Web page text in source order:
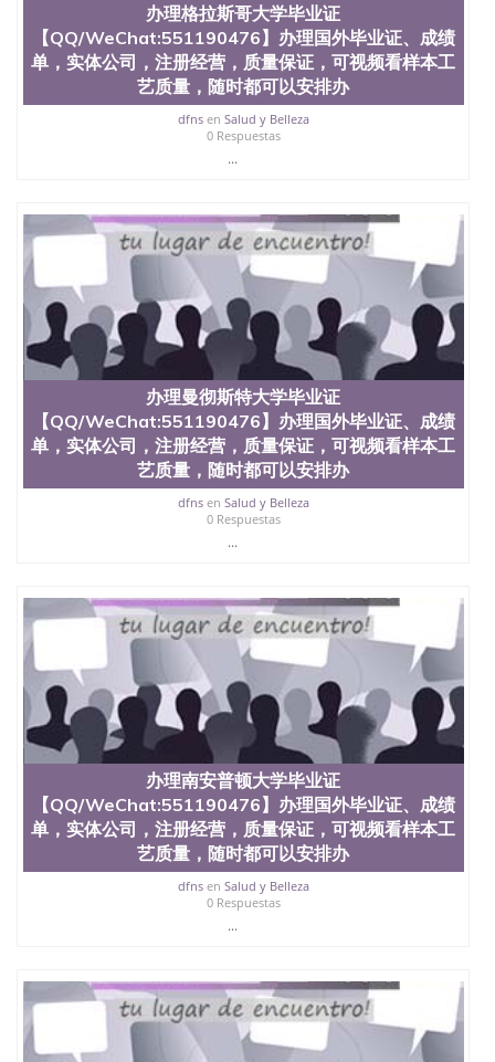
办理格拉斯哥大学毕业证
【QQ/WeChat:551190476】办理国外毕业证、成绩
单，实体公司，注册经营，质量保证，可视频看样本工
艺质量，随时都可以安排办
dfnsen Salud y Belleza
0 Respuestas
...
办理曼彻斯特大学毕业证
【QQ/WeChat:551190476】办理国外毕业证、成绩
单，实体公司，注册经营，质量保证，可视频看样本工
艺质量，随时都可以安排办
dfnsen Salud y Belleza
0 Respuestas
...
办理南安普顿大学毕业证
【QQ/WeChat:551190476】办理国外毕业证、成绩
单，实体公司，注册经营，质量保证，可视频看样本工
艺质量，随时都可以安排办
dfnsen Salud y Belleza
0 Respuestas
...